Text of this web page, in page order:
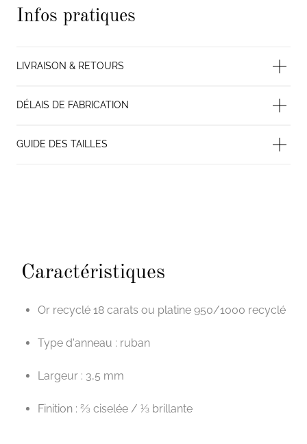
63
66
67
68
69
70
Infos pratiques
LIVRAISON & RETOURS
OUVRIR LE PANNEAU
DÉLAIS DE FABRICATION
OUVRIR LE PANNEAU
GUIDE DES TAILLES
Caractéristiques
Or recyclé 18 carats ou platine 950/1000 recyclé
Type d'anneau : ruban
Largeur : 3,5 mm
Finition : ⅔ ciselée / ⅓ brillante